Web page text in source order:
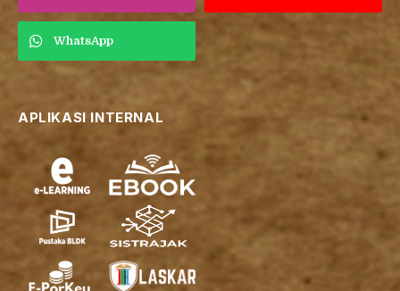
WhatsApp
APLIKASI INTERNAL